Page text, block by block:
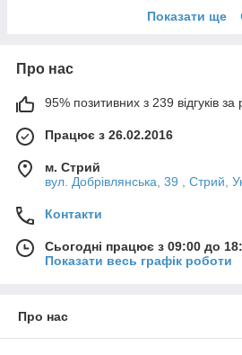
Показати ще
Про нас
95% позитивних з 239 відгуків за
Працює з 26.02.2016
м. Стрий
вул. Добрівлянська, 39 , Стрий,
Контакти
Сьогодні працює з 09:00 до
Показати весь графік роботи
Про нас